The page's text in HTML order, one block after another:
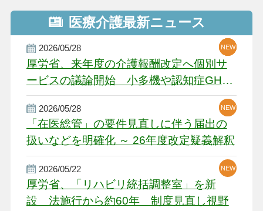
医療介護最新ニュース
2026/05/28
厚労省、来年度の介護報酬改定へ個別サ
ービスの議論開始 小多機や認知症GH、
厳しい経営環境に危機感
NEW
NEW
NEW
2026/05/28
「在医総管」の要件見直しに伴う届出の
扱いなどを明確化 ～ 26年度改定疑義解釈
NEW
NEW
2026/05/22
厚労省、「リハビリ統括調整室」を新
設 法施行から約60年 制度見直し視野
NEW